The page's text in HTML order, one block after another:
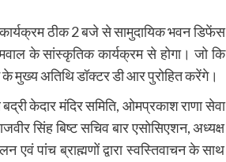
कार्यक्रम ठीक 2 बजे से सामुदायिक भवन डिफेंस
के सांस्कृतिक कार्यक्रम से होगा। जो कि
मुख्य अतिथि डॉक्टर डी आर पुरोहित करेंगे।
केदार मंदिर समिति, ओमप्रकाश राणा सेवा
सिंह बिष्ट सचिव बार एसोसिएशन, अध्यक्ष
एवं पांच ब्राह्मणों द्वारा स्वस्तिवाचन के साथ